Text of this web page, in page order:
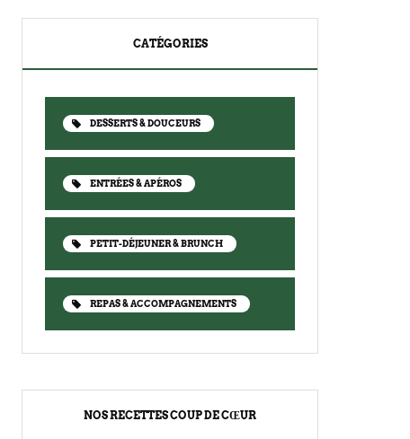
CATÉGORIES
DESSERTS & DOUCEURS
ENTRÉES & APÉROS
PETIT-DÉJEUNER & BRUNCH
REPAS & ACCOMPAGNEMENTS
NOS RECETTES COUP DE CŒUR